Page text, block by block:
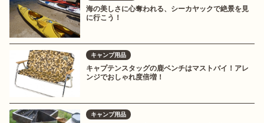
海の美しさに心奪われる、シーカヤックで絶景を見
に行こう！
キャンプ用品
キャプテンスタッグの鹿ベンチはマストバイ！アレ
ンジでおしゃれ度倍増！
キャンプ用品